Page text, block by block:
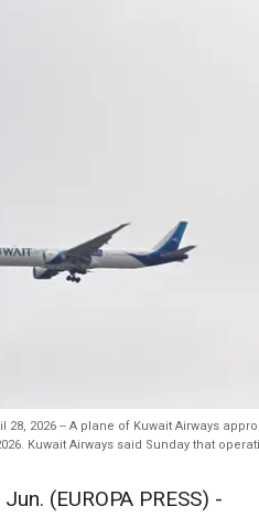
28, 2026 -- A plane of Kuwait Airways
Kuwait Airways said Sunday that
(EUROPA PRESS) -